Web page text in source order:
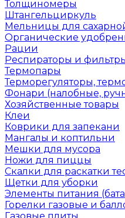
Толщиномеры
Штангельциркуль
Мельницы для
Органические
Рации
Респираторы и
Термопары
Терморегуляторы,
Фонари (налобные,
Хозяйственные товары
Клеи
Коврики для запекани
Мангалы и коптильни
Мешки для мусора
Ножи для пиццы
Скалки для раскатки
Щетки для уборки
Элементы питания
Горелки газовые и